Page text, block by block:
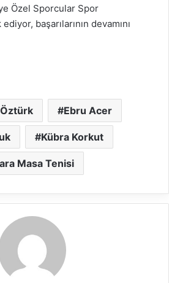
Özel Sporcular Spor
başarılarının devamını
Ebru Acer
Kübra Korkut
Masa Tenisi